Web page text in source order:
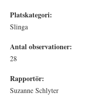
Platskategori:
Slinga
Antal observationer:
28
Rapportör:
Suzanne Schlyter